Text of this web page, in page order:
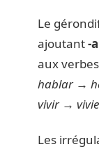
Le
ajoutant-
aux
hablar →
vivir →
Les